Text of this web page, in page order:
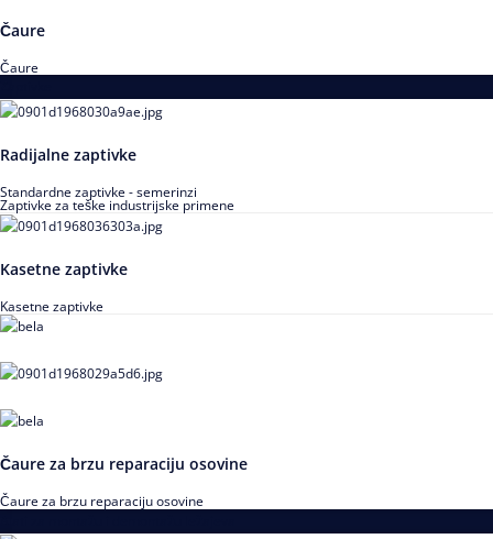
Čaure
Čaure
Radijalne zaptivke
Standardne zaptivke - semerinzi
Zaptivke za teške industrijske primene
Kasetne zaptivke
Kasetne zaptivke
Čaure za brzu reparaciju osovine
Čaure za brzu reparaciju osovine